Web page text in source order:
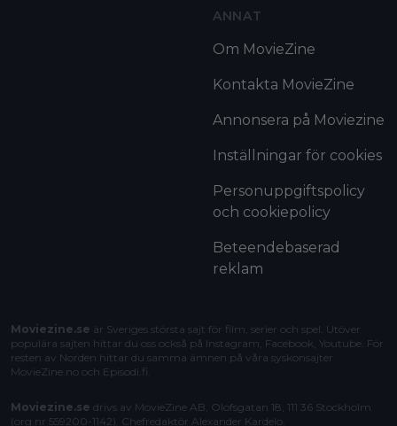
ANNAT
Om MovieZine
Kontakta MovieZine
Annonsera på Moviezine
Inställningar för cookies
Personuppgiftspolicy
och cookiepolicy
Beteendebaserad
reklam
Moviezine.se är Sveriges största sajt för film, serier och spel. Utöver
populära sajten hittar du oss också på Instagram, Facebook, Youtube. För
resten av Norden hittar du samma ämnen på våra syskonsajter
MovieZine.no och Episodi.fi
Moviezine.se drivs av MovieZine AB, Olofsgatan 18, 111 36 Stockholm
(org.nr 559200-1142). Chefredaktör Alexander Kardelo